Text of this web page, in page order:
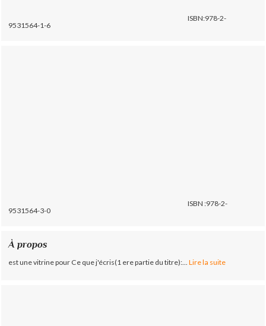
ISBN:978-2-
9531564-1-6
ISBN :978-2-
9531564-3-0
À propos
est une vitrine pour Ce que j'écris(1 ere partie du titre):... Lire la suite